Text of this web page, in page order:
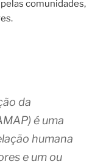
comunidades,
da
é uma
humana
e um ou